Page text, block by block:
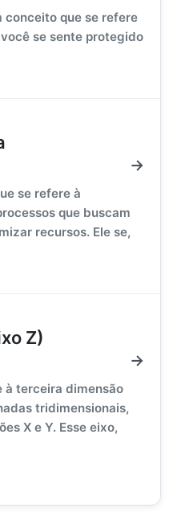
conceito que se refere
se sente protegido
→
se refere à
que buscam
recursos. Ele se,
Z)
→
à terceira dimensão
tridimensionais,
X e Y. Esse eixo,